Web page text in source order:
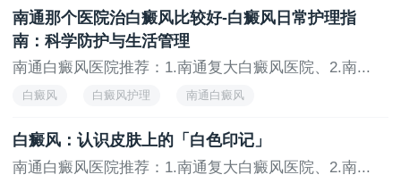
容，使用的化妆品中含有的一些化学成分可能对皮肤细
胞产生不良影响，导致白斑的形成。
南通可以治白癜风的正规医院？白癜风是现在比较
多的皮肤病，治疗上的难度也是比较高的。而选择一家
选择，在治疗上面也是有着很不错的技术的。
女性容易患上白斑的原因是多方面的。除了以上列
南通那个医院治白癜风比较好-白癜风日常护理指
南：科学防护与生活管理
南通白癜风医院推荐：1.南通复大白癜风医院、2.南...
白癜风 白癜风护理 南通白癜风
白癜风：认识皮肤上的「白色印记」
南通白癜风医院推荐：1.南通复大白癜风医院、2.南...